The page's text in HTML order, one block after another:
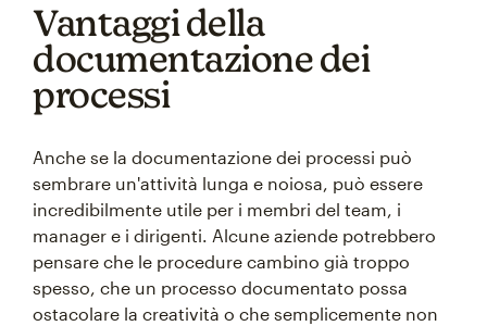
Vantaggi della
documentazione dei
processi
Anche se la documentazione dei processi può
sembrare un'attività lunga e noiosa, può essere
incredibilmente utile per i membri del team, i
manager e i dirigenti. Alcune aziende potrebbero
pensare che le procedure cambino già troppo
spesso, che un processo documentato possa
ostacolare la creatività o che semplicemente non